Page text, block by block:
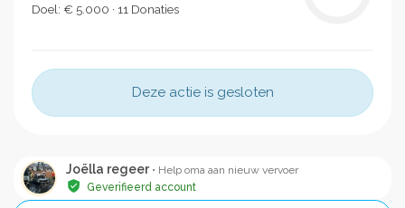
Doel: € 5.000 · 11 Donaties
Deze actie is gesloten
Joëlla regeer • Help oma aan nieuw vervoer
Geverifieerd account